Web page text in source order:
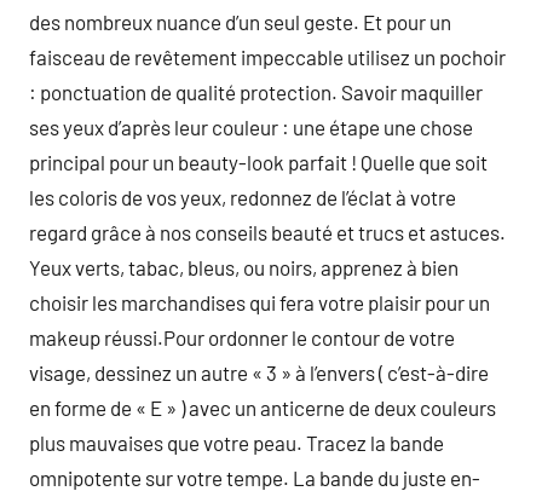
des nombreux nuance d’un seul geste. Et pour un
faisceau de revêtement impeccable utilisez un pochoir
: ponctuation de qualité protection. Savoir maquiller
ses yeux d’après leur couleur : une étape une chose
principal pour un beauty-look parfait ! Quelle que soit
les coloris de vos yeux, redonnez de l’éclat à votre
regard grâce à nos conseils beauté et trucs et astuces.
Yeux verts, tabac, bleus, ou noirs, apprenez à bien
choisir les marchandises qui fera votre plaisir pour un
makeup réussi.Pour ordonner le contour de votre
visage, dessinez un autre « 3 » à l’envers ( c’est-à-dire
en forme de « E » ) avec un anticerne de deux couleurs
plus mauvaises que votre peau. Tracez la bande
omnipotente sur votre tempe. La bande du juste en-